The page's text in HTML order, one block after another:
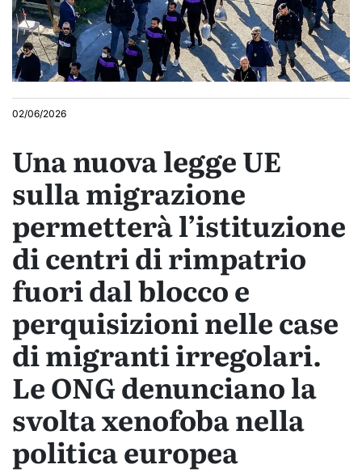
02/06/2026
Una nuova legge UE
sulla migrazione
permetterà l’istituzione
di centri di rimpatrio
fuori dal blocco e
perquisizioni nelle case
di migranti irregolari.
Le ONG denunciano la
svolta xenofoba nella
politica europea